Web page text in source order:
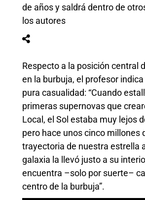
de años y saldrá dentro de
los autores
Respecto a la posición central
en la burbuja, el profesor
pura casualidad: “Cuando
primeras supernovas que
Local, el Sol estaba muy lejos
pero hace unos cinco millones
trayectoria de nuestra estrella
galaxia la llevó justo a su
encuentra –solo por suerte–
centro de la burbuja”.